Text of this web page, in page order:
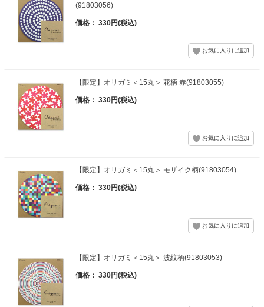
(91803056)
価格： 330円(税込)
【限定】オリガミ＜15丸＞ 花柄 赤(91803055)
価格： 330円(税込)
【限定】オリガミ＜15丸＞ モザイク柄(91803054)
価格： 330円(税込)
【限定】オリガミ＜15丸＞ 波紋柄(91803053)
価格： 330円(税込)